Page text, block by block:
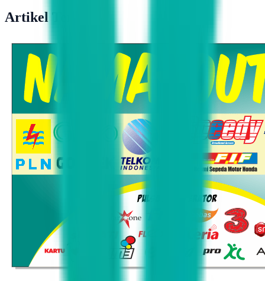
Artikel Terkait